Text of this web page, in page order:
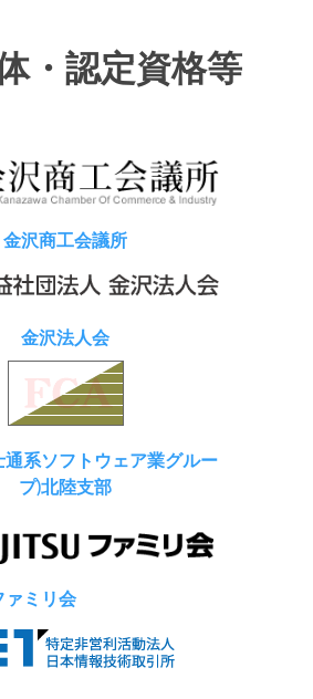
・認定資格等
金沢商工会議所
金沢法人会
通系ソフトウェア業グルー
プ)北陸支部
ァミリ会